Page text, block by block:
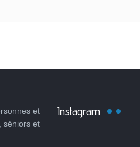
et
séniors et
Instagram